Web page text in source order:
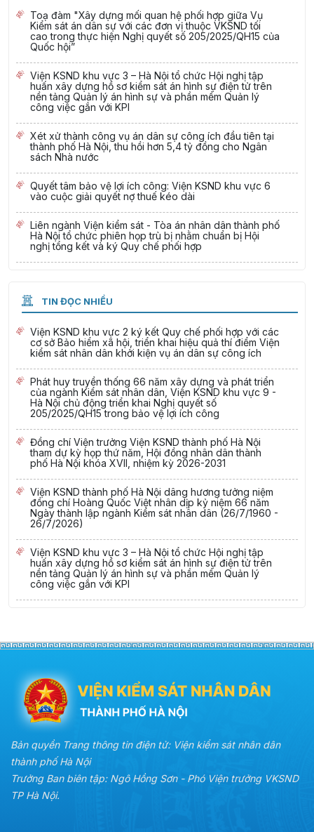
Toạ đàm "Xây dựng mối quan hệ phối hợp giữa Vụ
Kiểm sát án dân sự với các đơn vị thuộc VKSND tối
cao trong thực hiện Nghị quyết số 205/2025/QH15 của
Quốc hội”
Viện KSND khu vực 3 – Hà Nội tổ chức Hội nghị tập
huấn xây dựng hồ sơ kiểm sát án hình sự điện tử trên
nền tảng Quản lý án hình sự và phần mềm Quản lý
công việc gắn với KPI
Xét xử thành công vụ án dân sự công ích đầu tiên tại
thành phố Hà Nội, thu hồi hơn 5,4 tỷ đồng cho Ngân
sách Nhà nước
Quyết tâm bảo vệ lợi ích công: Viện KSND khu vực 6
vào cuộc giải quyết nợ thuế kéo dài
Liên ngành Viện kiểm sát - Tòa án nhân dân thành phố
Hà Nội tổ chức phiên họp trù bị nhằm chuẩn bị Hội
nghị tổng kết và ký Quy chế phối hợp
TIN ĐỌC NHIỀU
Viện KSND khu vực 2 ký kết Quy chế phối hợp với các
cơ sở Bảo hiểm xã hội, triển khai hiệu quả thí điểm Viện
kiểm sát nhân dân khởi kiện vụ án dân sự công ích
Phát huy truyền thống 66 năm xây dựng và phát triển
của ngành Kiểm sát nhân dân, Viện KSND khu vực 9 -
Hà Nội chủ động triển khai Nghị quyết số
205/2025/QH15 trong bảo vệ lợi ích công
Đồng chí Viện trưởng Viện KSND thành phố Hà Nội
tham dự kỳ họp thứ năm, Hội đồng nhân dân thành
phố Hà Nội khóa XVII, nhiệm kỳ 2026-2031
Viện KSND thành phố Hà Nội dâng hương tưởng niệm
đồng chí Hoàng Quốc Việt nhân dịp kỷ niệm 66 năm
Ngày thành lập ngành Kiểm sát nhân dân (26/7/1960 -
26/7/2026)
Viện KSND khu vực 3 – Hà Nội tổ chức Hội nghị tập
huấn xây dựng hồ sơ kiểm sát án hình sự điện tử trên
nền tảng Quản lý án hình sự và phần mềm Quản lý
công việc gắn với KPI
Bản quyền Trang thông tin điện tử: Viện kiểm sát nhân dân
thành phố Hà Nội
Trưởng Ban biên tập: Ngô Hồng Sơn - Phó Viện trưởng VKSND
TP Hà Nội.